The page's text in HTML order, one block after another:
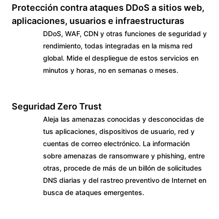
Protección contra ataques DDoS a sitios web,
aplicaciones, usuarios e infraestructuras
DDoS, WAF, CDN y otras funciones de seguridad y
rendimiento, todas integradas en la misma red
global. Mide el despliegue de estos servicios en
minutos y horas, no en semanas o meses.
Seguridad Zero Trust
Aleja las amenazas conocidas y desconocidas de
tus aplicaciones, dispositivos de usuario, red y
cuentas de correo electrónico. La información
sobre amenazas de ransomware y phishing, entre
otras, procede de más de un billón de solicitudes
DNS diarias y del rastreo preventivo de Internet en
busca de ataques emergentes.